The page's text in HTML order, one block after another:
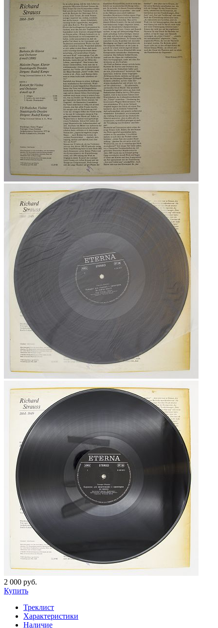
2 000 руб.
Купить
Треклист
Характеристики
Наличие